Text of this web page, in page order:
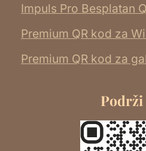
Impuls Pro Besplatan
Premium QR kod za
Premium QR kod za
Podrži